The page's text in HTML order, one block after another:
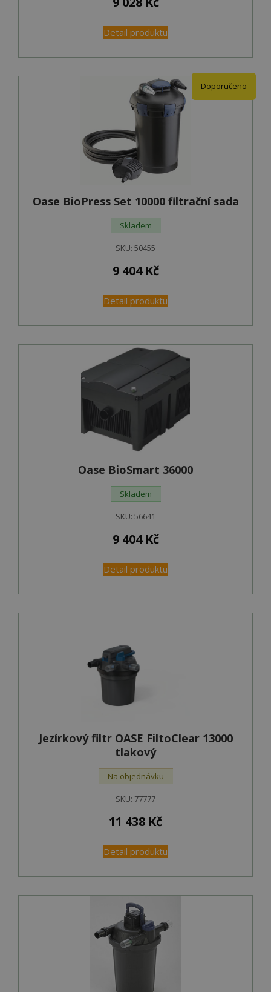
Detail produktu
Doporučeno
Oase BioPress Set 10000 filtrační sada
Skladem
SKU: 50455
9 404 Kč
Detail produktu
Oase BioSmart 36000
Skladem
SKU: 56641
9 404 Kč
Detail produktu
Jezírkový filtr OASE FiltoClear 13000
tlakový
Na objednávku
SKU: 77777
11 438 Kč
Detail produktu